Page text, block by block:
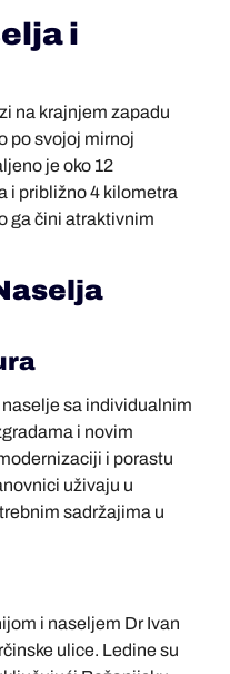
i
na krajnjem zapadu
po svojoj mirnoj
je oko 12
i približno 4 kilometra
ga čini atraktivnim
sa individualnim
i novim
i porastu
uživaju u
sadržajima u
i naseljem Dr Ivan
ulice. Ledine su